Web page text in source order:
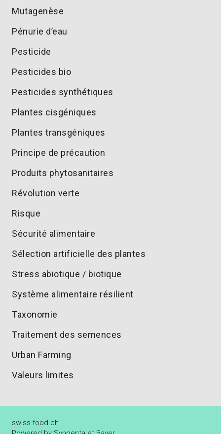
Mutagenèse
Pénurie d’eau
Pesticide
Pesticides bio
Pesticides synthétiques
Plantes cisgéniques
Plantes transgéniques
Principe de précaution
Produits phytosanitaires
Révolution verte
Risque
Sécurité alimentaire
Sélection artificielle des plantes
Stress abiotique / biotique
Système alimentaire résilient
Taxonomie
Traitement des semences
Urban Farming
Valeurs limites
swiss-food.ch